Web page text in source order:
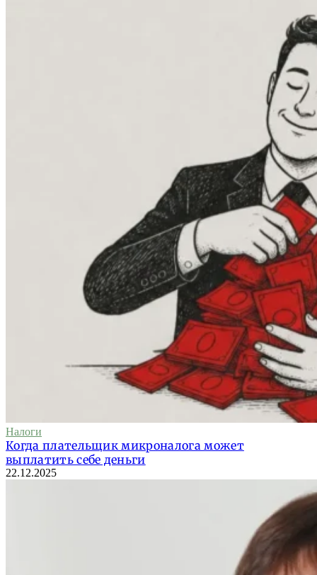
Налоги
Когда плательщик микроналога может
выплатить себе деньги
22.12.2025